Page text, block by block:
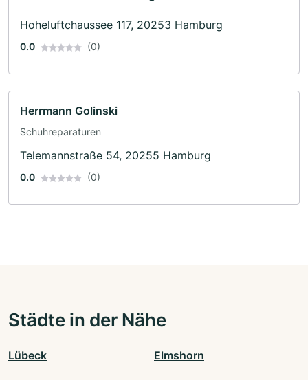
Hoheluftchaussee 117, 20253 Hamburg
0.0 (0)
Herrmann Golinski
Schuhreparaturen
Telemannstraße 54, 20255 Hamburg
0.0 (0)
Städte in der Nähe
Lübeck Elmshorn